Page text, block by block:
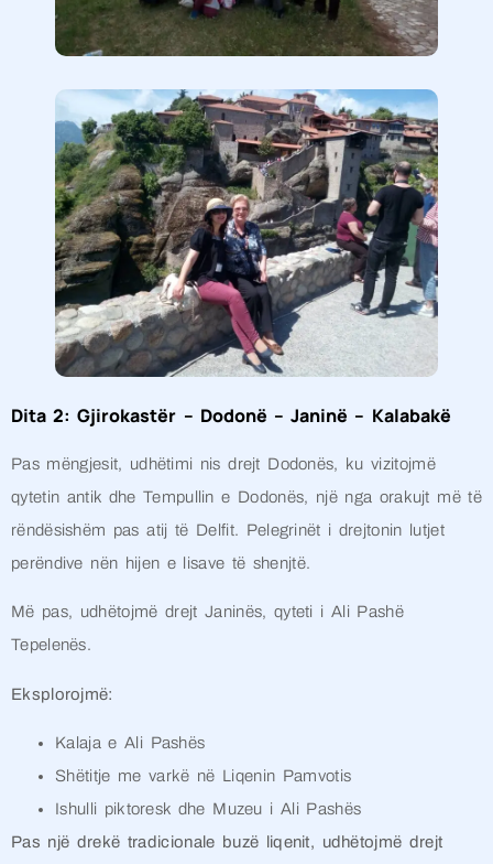
Dita 2: Gjirokastër – Dodonë – Janinë – Kalabakë
Pas mëngjesit, udhëtimi nis drejt Dodonës, ku vizitojmë
qytetin antik dhe Tempullin e Dodonës, një nga orakujt më të
rëndësishëm pas atij të Delfit. Pelegrinët i drejtonin lutjet
perëndive nën hijen e lisave të shenjtë.
Më pas, udhëtojmë drejt Janinës, qyteti i Ali Pashë
Tepelenës.
Eksplorojmë:
Kalaja e Ali Pashës
Shëtitje me varkë në Liqenin Pamvotis
Ishulli piktoresk dhe Muzeu i Ali Pashës
Pas një drekë tradicionale buzë liqenit, udhëtojmë drejt